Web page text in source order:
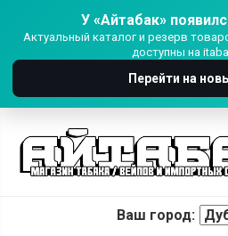
У «Айтабак»
Актуальный каталог и резерв
доступны на
Перейти на
Ваш город: